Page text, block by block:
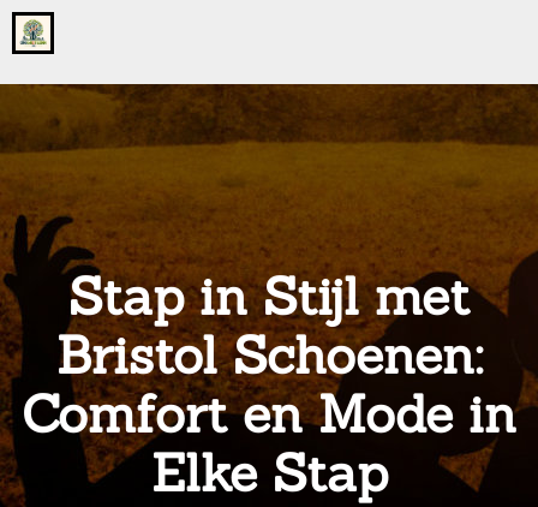
Go
to
home
onsgrotegezin.nl
Stap in Stijl met
Bristol Schoenen:
Comfort en Mode in
Elke Stap